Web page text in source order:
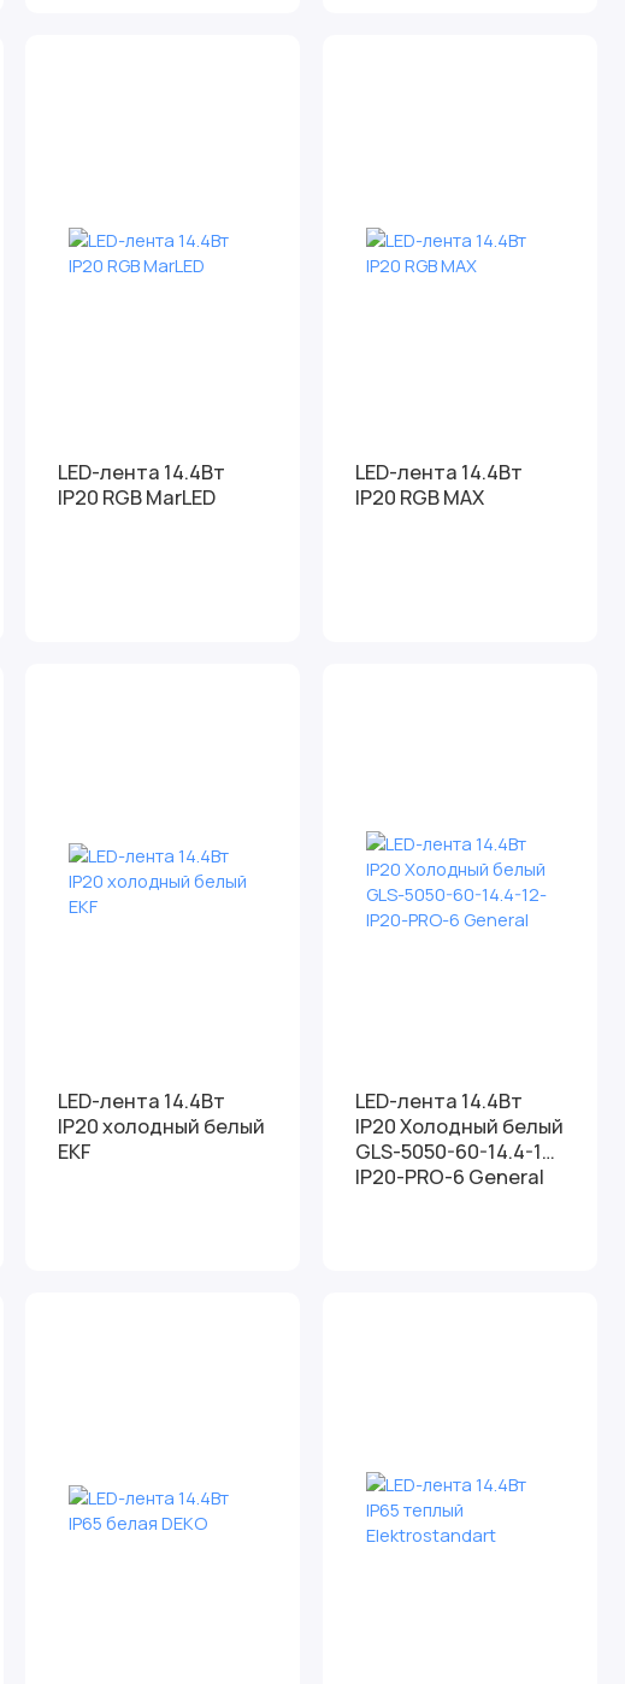
LED-лента 14.4Вт
IP20 RGB MarLED
LED-лента 14.4Вт
IP20 RGB MAX
LED-лента 14.4Вт
IP20 холодный белый
EKF
LED-лента 14.4Вт
IP20 Холодный белый
GLS-5050-60-14.4-12-
IP20-PRO-6 General